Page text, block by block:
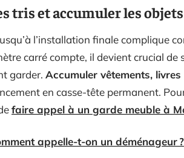
tris et accumuler les
l’installation finale complique
carré compte, il devient crucial de
garder. Accumuler vêtements,
en casse-tête permanent.
faire appel à un garde meuble à
appelle-t-on un déménageur ?